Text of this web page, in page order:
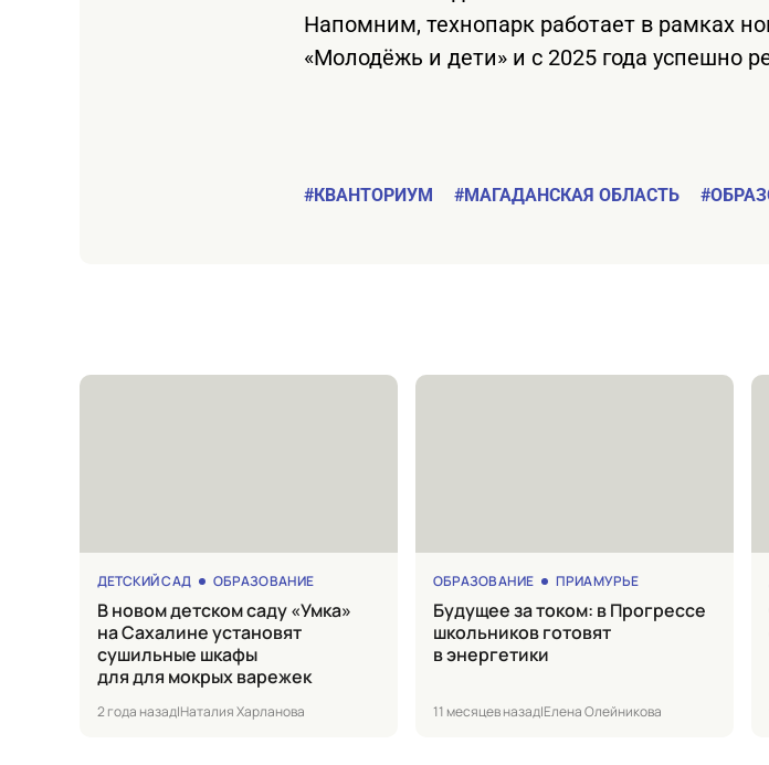
Напомним, технопарк работает в рамках
«Молодёжь и дети» и с 2025 года успешно
#КВАНТОРИУМ #МАГАДАНСКАЯ ОБЛАСТЬ
ДЕТСКИЙ САД ОБРАЗОВАНИЕ
в новом детском саду «Умка»
на Сахалине установят
сушильные шкафы
для для мокрых варежек
2 года назад|Наталия Харланова
ОБРАЗОВАНИЕ ПРИАМУРЬЕ
Будущее за током: в Прогрессе
школьников готовят
в энергетики
11 месяцев назад|Елена Олейникова